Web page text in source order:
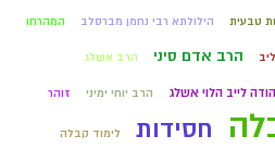
טבעית הילולתא רבי נחמן מברסלב המהרחו
הרב אדם סיני הרב אשלג
לייב הלוי אשלג הרב יוחי ימיני זוהר
חסידות לימוד קבלה